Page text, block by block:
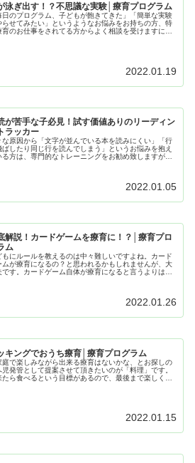
泳ぎ出す！？不思議な実験│療育プログラム
日のプログラム、子どもが飽きてきた」「簡単な実験
らせてみたい」というようなお悩みをお持ちの方、特
育のお仕事をされてる方からよく相談を受けますにお
2022.01.19
が苦手な子必見！試す価値ありのリーディン
ラッカー
な原因から「文字が並んでいる本を読みにくい」「行
ばしたり同じ行を読んでしまう」というお悩みを抱え
る方は、専門的なトレーニングをお勧め致しますがト
2022.01.05
解説！カードゲームを療育に！？│療育プロ
ム
もにルールを教えるのは中々難しいですよね。カード
ムが療育になるの？と思われるかもしれませんが、大
です。カードゲーム自体が療育になると言うよりは
2022.01.26
キングでおうち療育│療育プログラム
庭で楽しみながら出来る療育はないかな、とお探しの
児発管として提案させて頂きたいのが「料理」です。
たら食べるという目標があるので、最後まで楽しく取
2022.01.15